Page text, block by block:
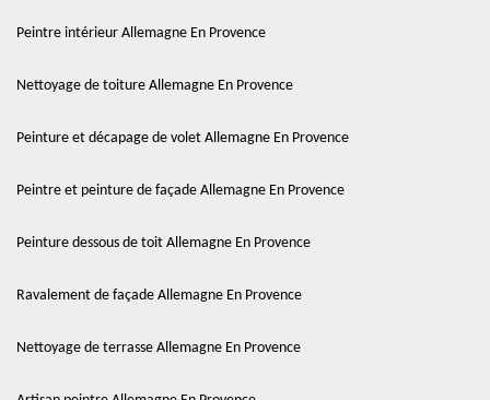
Peintre intérieur Allemagne En Provence
Nettoyage de toiture Allemagne En Provence
Peinture et décapage de volet Allemagne En Provence
Peintre et peinture de façade Allemagne En Provence
Peinture dessous de toit Allemagne En Provence
Ravalement de façade Allemagne En Provence
Nettoyage de terrasse Allemagne En Provence